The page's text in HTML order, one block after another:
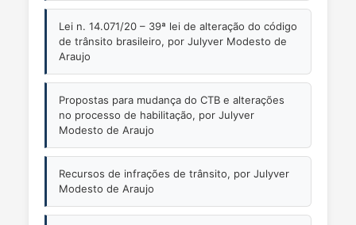
Lei n. 14.071/20 – 39ª lei de alteração do código
de trânsito brasileiro, por Julyver Modesto de
Araujo
Propostas para mudança do CTB e alterações
no processo de habilitação, por Julyver
Modesto de Araujo
Recursos de infrações de trânsito, por Julyver
Modesto de Araujo